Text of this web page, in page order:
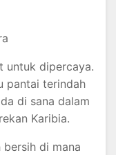
untuk dipercaya.
pantai terindah
di sana dalam
Karibia.
di mana